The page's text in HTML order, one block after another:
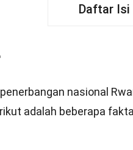
Daftar Isi
nasional
adalah beberapa